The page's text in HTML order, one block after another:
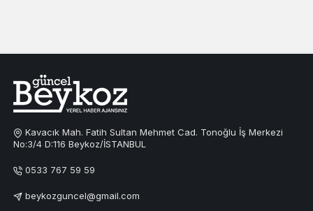
Kavacık Mah. Fatih Sultan Mehmet Cad. Tonoğlu İş Merkezi
No:3/4 D:116 Beykoz/İSTANBUL
0533 767 59 59
beykozguncel@gmail.com